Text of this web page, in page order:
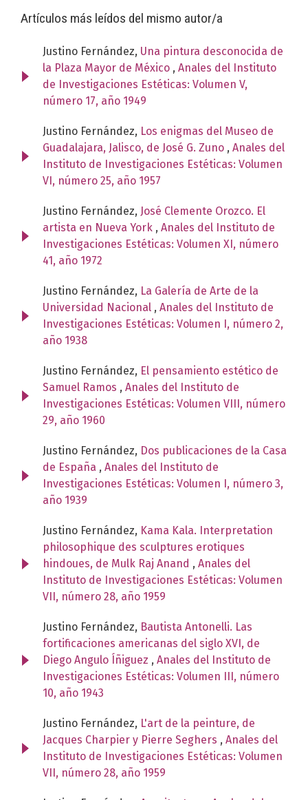
Artículos más leídos del mismo autor/a
Justino Fernández, Una pintura desconocida de
la Plaza Mayor de México , Anales del Instituto
de Investigaciones Estéticas: Volumen V,
número 17, año 1949
Justino Fernández, Los enigmas del Museo de
Guadalajara, Jalisco, de José G. Zuno , Anales del
Instituto de Investigaciones Estéticas: Volumen
VI, número 25, año 1957
Justino Fernández, José Clemente Orozco. El
artista en Nueva York , Anales del Instituto de
Investigaciones Estéticas: Volumen XI, número
41, año 1972
Justino Fernández, La Galería de Arte de la
Universidad Nacional , Anales del Instituto de
Investigaciones Estéticas: Volumen I, número 2,
año 1938
Justino Fernández, El pensamiento estético de
Samuel Ramos , Anales del Instituto de
Investigaciones Estéticas: Volumen VIII, número
29, año 1960
Justino Fernández, Dos publicaciones de la Casa
de España , Anales del Instituto de
Investigaciones Estéticas: Volumen I, número 3,
año 1939
Justino Fernández, Kama Kala. Interpretation
philosophique des sculptures erotiques
hindoues, de Mulk Raj Anand , Anales del
Instituto de Investigaciones Estéticas: Volumen
VII, número 28, año 1959
Justino Fernández, Bautista Antonelli. Las
fortificaciones americanas del siglo XVI, de
Diego Angulo Íñiguez , Anales del Instituto de
Investigaciones Estéticas: Volumen III, número
10, año 1943
Justino Fernández, L'art de la peinture, de
Jacques Charpier y Pierre Seghers , Anales del
Instituto de Investigaciones Estéticas: Volumen
VII, número 28, año 1959